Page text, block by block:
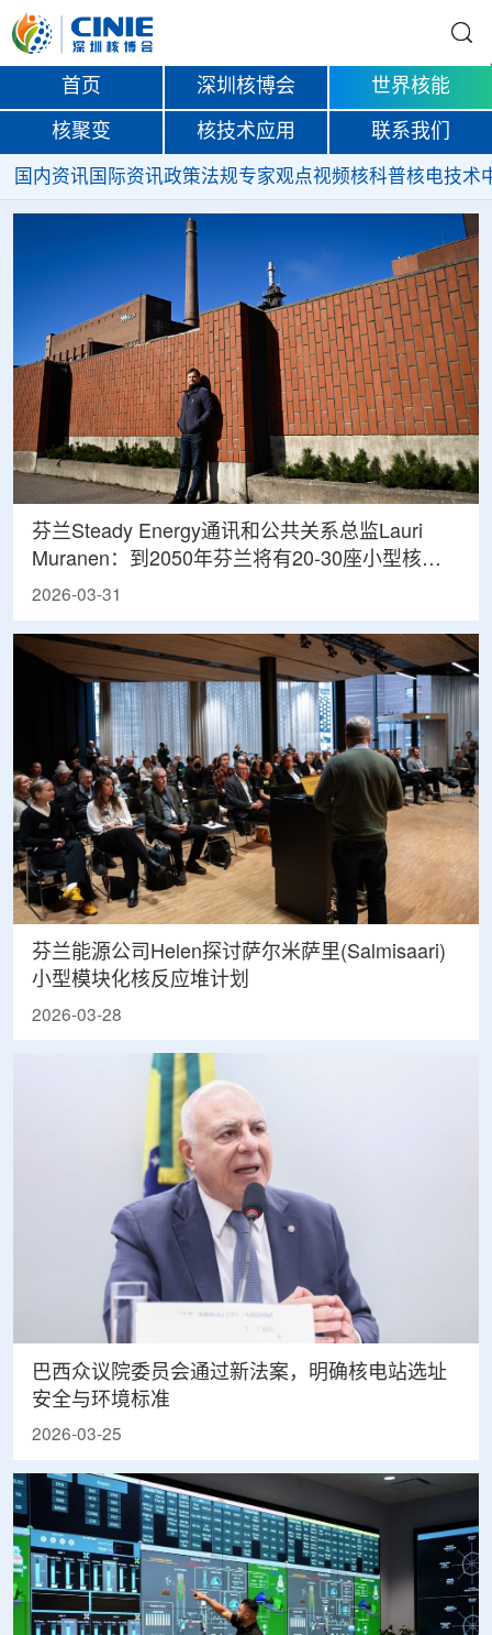
首页 深圳核博会 世界核能
核聚变 核技术应用 联系我们
国内资讯 国际资讯政策法规专家观点视频核科普核电技术
芬兰Steady Energy通讯和公共关系总监Lauri
Muranen：到2050年芬兰将有20-30座小型核电
站投入运营
2026-03-31
芬兰能源公司Helen探讨萨尔米萨里(Salmisaari)
小型模块化核反应堆计划
2026-03-28
巴西众议院委员会通过新法案，明确核电站选址
安全与环境标准
2026-03-25